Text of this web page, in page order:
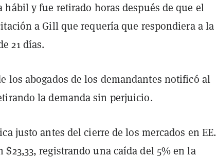
y fue retirado horas después de que el
a Gill que requería que respondiera a la
21 días.
los abogados de los demandantes notificó al
la demanda sin perjuicio.
justo antes del cierre de los mercados en EE.
$23,33, registrando una caída del 5% en la